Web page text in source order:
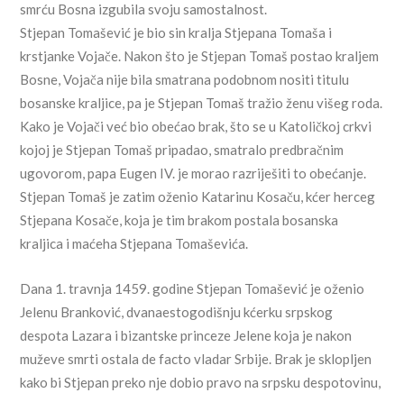
smrću Bosna izgubila svoju samostalnost.
Stjepan Tomašević je bio sin kralja Stjepana Tomaša i
krstjanke Vojače. Nakon što je Stjepan Tomaš postao kraljem
Bosne, Vojača nije bila smatrana podobnom nositi titulu
bosanske kraljice, pa je Stjepan Tomaš tražio ženu višeg roda.
Kako je Vojači već bio obećao brak, što se u Katoličkoj crkvi
kojoj je Stjepan Tomaš pripadao, smatralo predbračnim
ugovorom, papa Eugen IV. je morao razriješiti to obećanje.
Stjepan Tomaš je zatim oženio Katarinu Kosaču, kćer herceg
Stjepana Kosače, koja je tim brakom postala bosanska
kraljica i maćeha Stjepana Tomaševića.
Dana 1. travnja 1459. godine Stjepan Tomašević je oženio
Jelenu Branković, dvanaestogodišnju kćerku srpskog
despota Lazara i bizantske princeze Jelene koja je nakon
muževe smrti ostala de facto vladar Srbije. Brak je sklopljen
kako bi Stjepan preko nje dobio pravo na srpsku despotovinu,